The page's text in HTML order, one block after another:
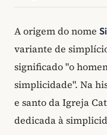
A origem do nome
variante de
significado "o
simplicidade". Na
e santo da Igreja
dedicada à